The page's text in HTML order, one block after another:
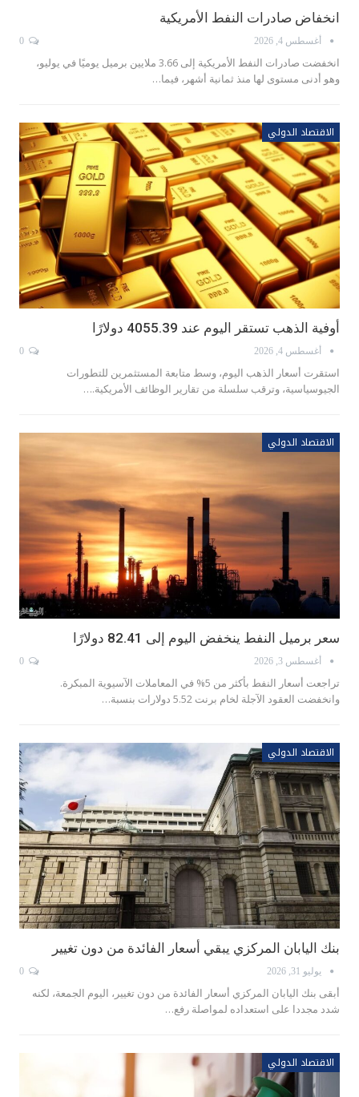
انخفاض صادرات النفط الأمريكية
أغسطس 4, 2026
انخفضت صادرات النفط الأمريكية إلى 3.66 ملايين برميل يوميًا في يوليو،
وهو أدنى مستوى لها منذ ثمانية أشهر، فيما…
الاقتصاد الدولي
أوفية الذهب تستقر اليوم عند 4055.39 دولارًا
أغسطس 4, 2026
استقرت أسعار الذهب اليوم، وسط متابعة المستثمرين للتطورات
الجيوسياسية، وترقب سلسلة من تقارير الوظائف الأمريكية.…
الاقتصاد الدولي
سعر برميل النفط ينخفض اليوم إلى 82.41 دولارًا
أغسطس 3, 2026
تراجعت أسعار النفط بأكثر من 5% في المعاملات الآسيوية المبكرة.
وانخفضت العقود الآجلة لخام ​برنت 5.52 دولارات بنسبة…
الاقتصاد الدولي
بنك اليابان المركزي يبقي أسعار الفائدة من دون تغيير
يوليو 31, 2026
أبقى بنك اليابان المركزي أسعار الفائدة من دون تغيير، ​اليوم الجمعة، لكنه
شدد مجددا على استعداده لمواصلة ‌رفع…
الاقتصاد الدولي